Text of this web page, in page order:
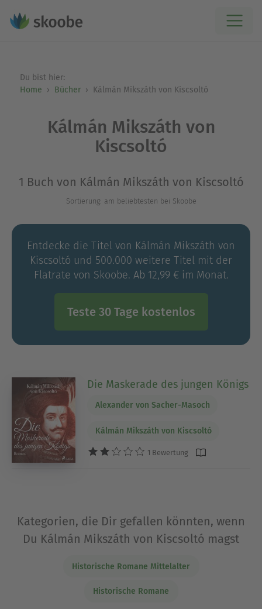
Du bist hier:
Home
Bücher Kálmán Mikszáth von Kiscsoltó
Kálmán Mikszáth von
Kiscsoltó
1 Buch von Kálmán Mikszáth von Kiscsoltó
Sortierung: am beliebtesten bei Skoobe
Entdecke die Titel von Kálmán Mikszáth von
Kiscsoltó und 500.000 weitere Titel mit der
Flatrate von Skoobe. Ab 12,99 € im Monat.
Teste 30 Tage kostenlos
Die Maskerade des jungen Königs
Alexander von Sacher-Masoch
Kálmán Mikszáth von Kiscsoltó
1 Bewertung
Kategorien, die Dir gefallen könnten, wenn
Du Kálmán Mikszáth von Kiscsoltó magst
Historische Romane Mittelalter
Historische Romane